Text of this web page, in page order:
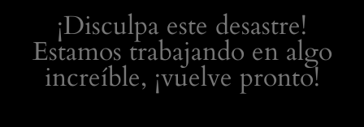
¡Disculpa este desastre!
Estamos trabajando en algo
increíble, ¡vuelve pronto!